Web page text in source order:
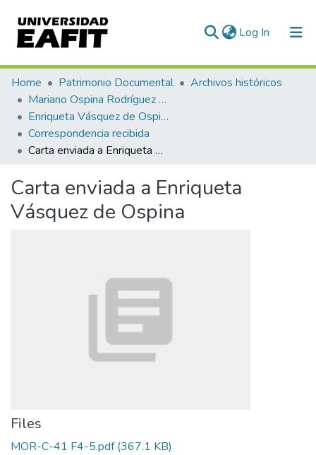
Log In (current)
Communities & Collections
All of DSpace
Statistics
Home Patrimonio Documental
Archivos históricos
Mariano Ospina Rodríguez (1826 -1912)
Enriqueta Vásquez de Ospina
Correspondencia recibida
Carta enviada a Enriqueta Vásquez de Ospina
Carta enviada a Enriqueta
Vásquez de Ospina
Files
MOR-C-41 F4-5.pdf(367.1 KB)